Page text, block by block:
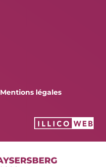
Mentions légales